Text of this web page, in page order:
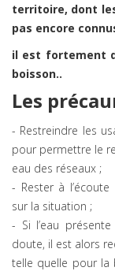
territoire, dont
pas encore
il est fortement
boisson..
Les
- Restreindre les
pour permettre le
eau des réseaux ;
- Rester à
sur la situation ;
- Si l’eau
doute, il est alors
telle quelle pour la